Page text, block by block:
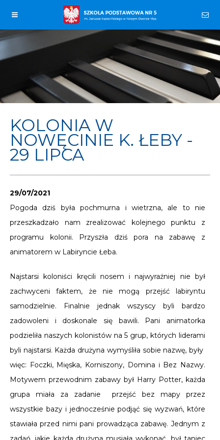
KOLONIA W
NOWĘCINIE K. ŁEBY -
29 LIPCA
29/07/2021
Pogoda dziś była pochmurna i wietrzna, ale to nie
przeszkadzało nam zrealizować kolejnego punktu z
programu kolonii. Przyszła dziś pora na zabawę z
animatorem w Labiryncie Łeba.
Najstarsi koloniści kręcili nosem i najwyraźniej nie był
zachwyceni faktem, że nie mogą przejść labiryntu
samodzielnie. Finalnie jednak wszyscy byli bardzo
zadowoleni i doskonale się bawili. Pani animatorka
podzieliła naszych kolonistów na 5 grup, których liderami
byli najstarsi. Każda drużyna wymyśliła sobie nazwę, były
więc: Foczki, Mięska, Korniszony, Domina i Bez Nazwy.
Motywem przewodnim zabawy był Harry Potter, każda
grupa miała za zadanie przejść bez mapy przez
wszystkie bazy i jednocześnie podjąć się wyzwań, które
stawiała przed nimi pani prowadząca zabawę. Jednym z